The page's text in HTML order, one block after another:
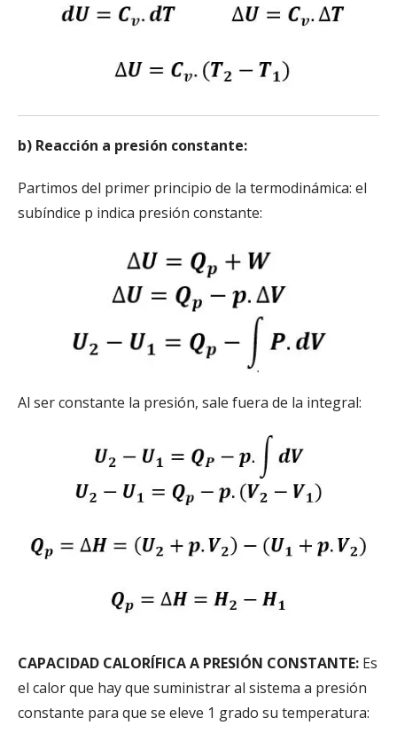
b) Reacción a presión constante:
Partimos del primer principio de la termodinámica: el
subíndice p indica presión constante:
Al ser constante la presión, sale fuera de la integral:
CAPACIDAD CALORÍFICA A PRESIÓN CONSTANTE: Es
el calor que hay que suministrar al sistema a presión
constante para que se eleve 1 grado su temperatura: